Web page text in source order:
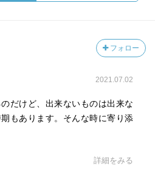
フォロー
2021.07.02
だけど、出来ないものは出来な
もあります。そんな時に寄り添
詳細をみる